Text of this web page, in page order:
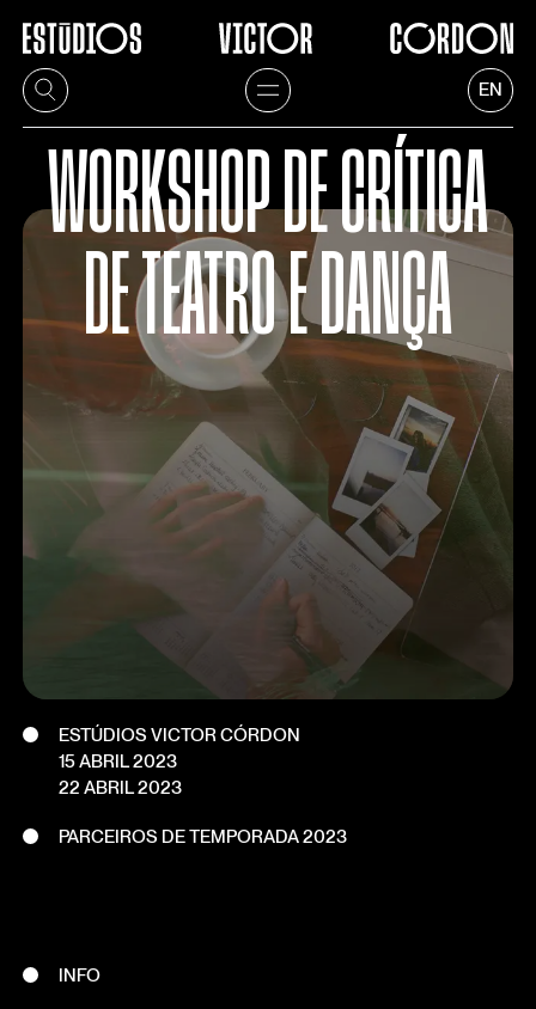
EN
WORKSHOP DE CRÍTICA
DE TEATRO E DANÇA
ESTÚDIOS VICTOR CÓRDON
15 ABRIL 2023
22 ABRIL 2023
PARCEIROS DE TEMPORADA 2023
INFO